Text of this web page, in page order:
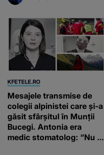
KFETELE.RO
Mesajele transmise de
colegii alpinistei care și-a
găsit sfârșitul în Munții
Bucegi. Antonia era
medic stomatolog: “Nu te